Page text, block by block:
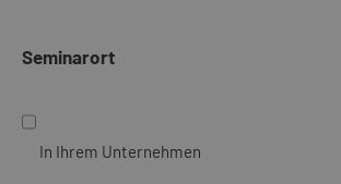
Seminarort
In Ihrem Unternehmen